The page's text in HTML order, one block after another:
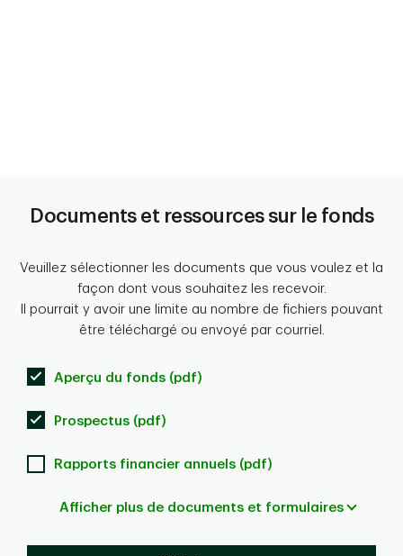
Documents et ressources sur le fonds
Veuillez sélectionner les documents que vous voulez et la
façon dont vous souhaitez les recevoir.
Il pourrait y avoir une limite au nombre de fichiers pouvant
être téléchargé ou envoyé par courriel.
Aperçu du fonds (pdf)
Prospectus (pdf)
Rapports financier annuels (pdf)
Afficher plus de documents et formulaires